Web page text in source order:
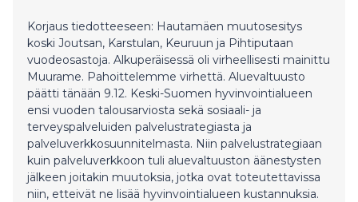
Korjaus tiedotteeseen: Hautamäen muutosesitys
koski Joutsan, Karstulan, Keuruun ja Pihtiputaan
vuodeosastoja. Alkuperäisessä oli virheellisesti mainittu
Muurame. Pahoittelemme virhettä. Aluevaltuusto
päätti tänään 9.12. Keski-Suomen hyvinvointialueen
ensi vuoden talousarviosta sekä sosiaali- ja
terveyspalveluiden palvelustrategiasta ja
palveluverkkosuunnitelmasta. Niin palvelustrategiaan
kuin palveluverkkoon tuli aluevaltuuston äänestysten
jälkeen joitakin muutoksia, jotka ovat toteutettavissa
niin, etteivät ne lisää hyvinvointialueen kustannuksia.